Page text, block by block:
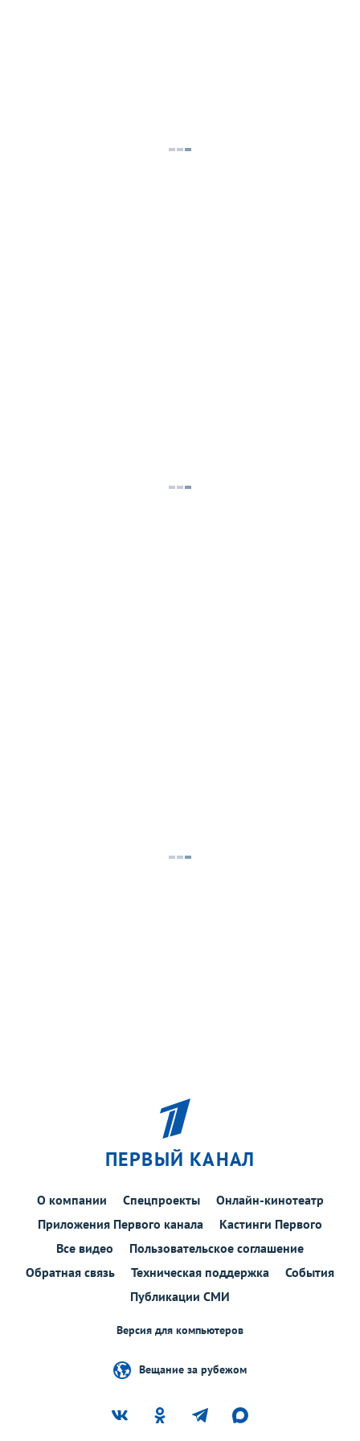
ПЕРВЫЙ КАНАЛ
О компании Спецпроекты
Онлайн-кинотеатр
Приложения Первого канала
Кастинги Первого
Все видео
Пользовательское соглашение
Обратная связь
Техническая поддержка
События
Публикации СМИ
Версия для компьютеров
Вещание за рубежом